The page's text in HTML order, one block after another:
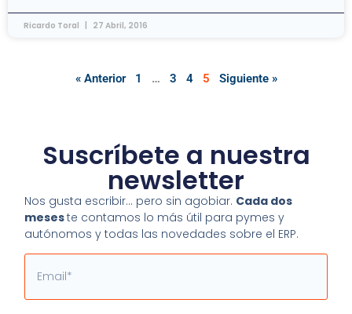
Ricardo Toral 27 Abril, 2016
« Anterior 1 … 3 4 5 Siguiente »
Suscríbete a nuestra
newsletter
Nos gusta escribir… pero sin agobiar. Cada dos
meseste contamos lo más útil para pymes y
autónomos y todas las novedades sobre el ERP.
Email